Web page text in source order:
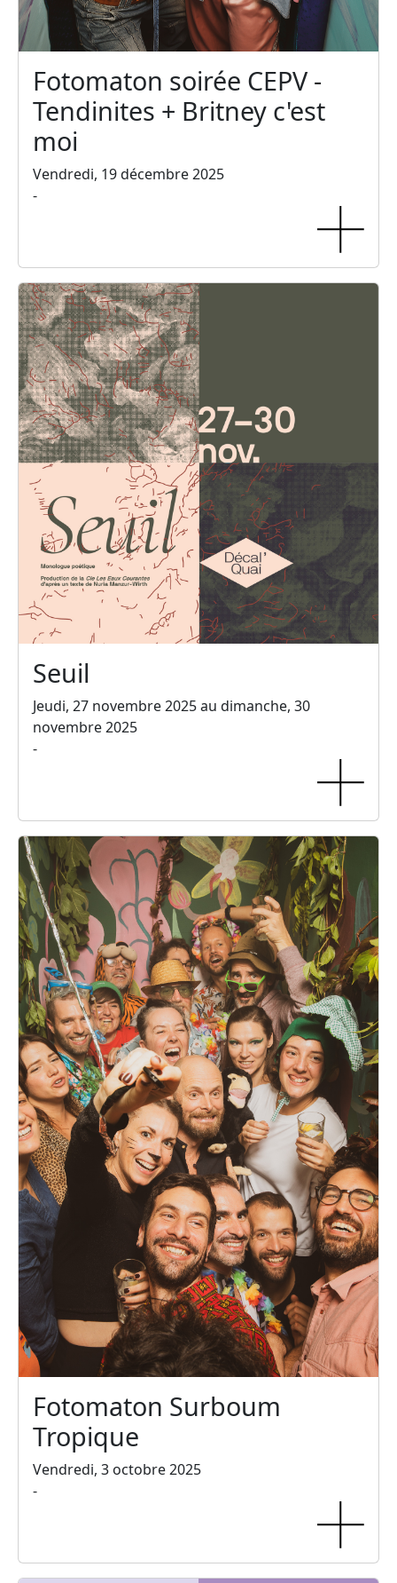
Fotomaton soirée CEPV -
Tendinites + Britney c'est
moi
Vendredi, 19 décembre 2025
-
Seuil
Jeudi, 27 novembre 2025 au dimanche, 30
novembre 2025
-
Fotomaton Surboum
Tropique
Vendredi, 3 octobre 2025
-